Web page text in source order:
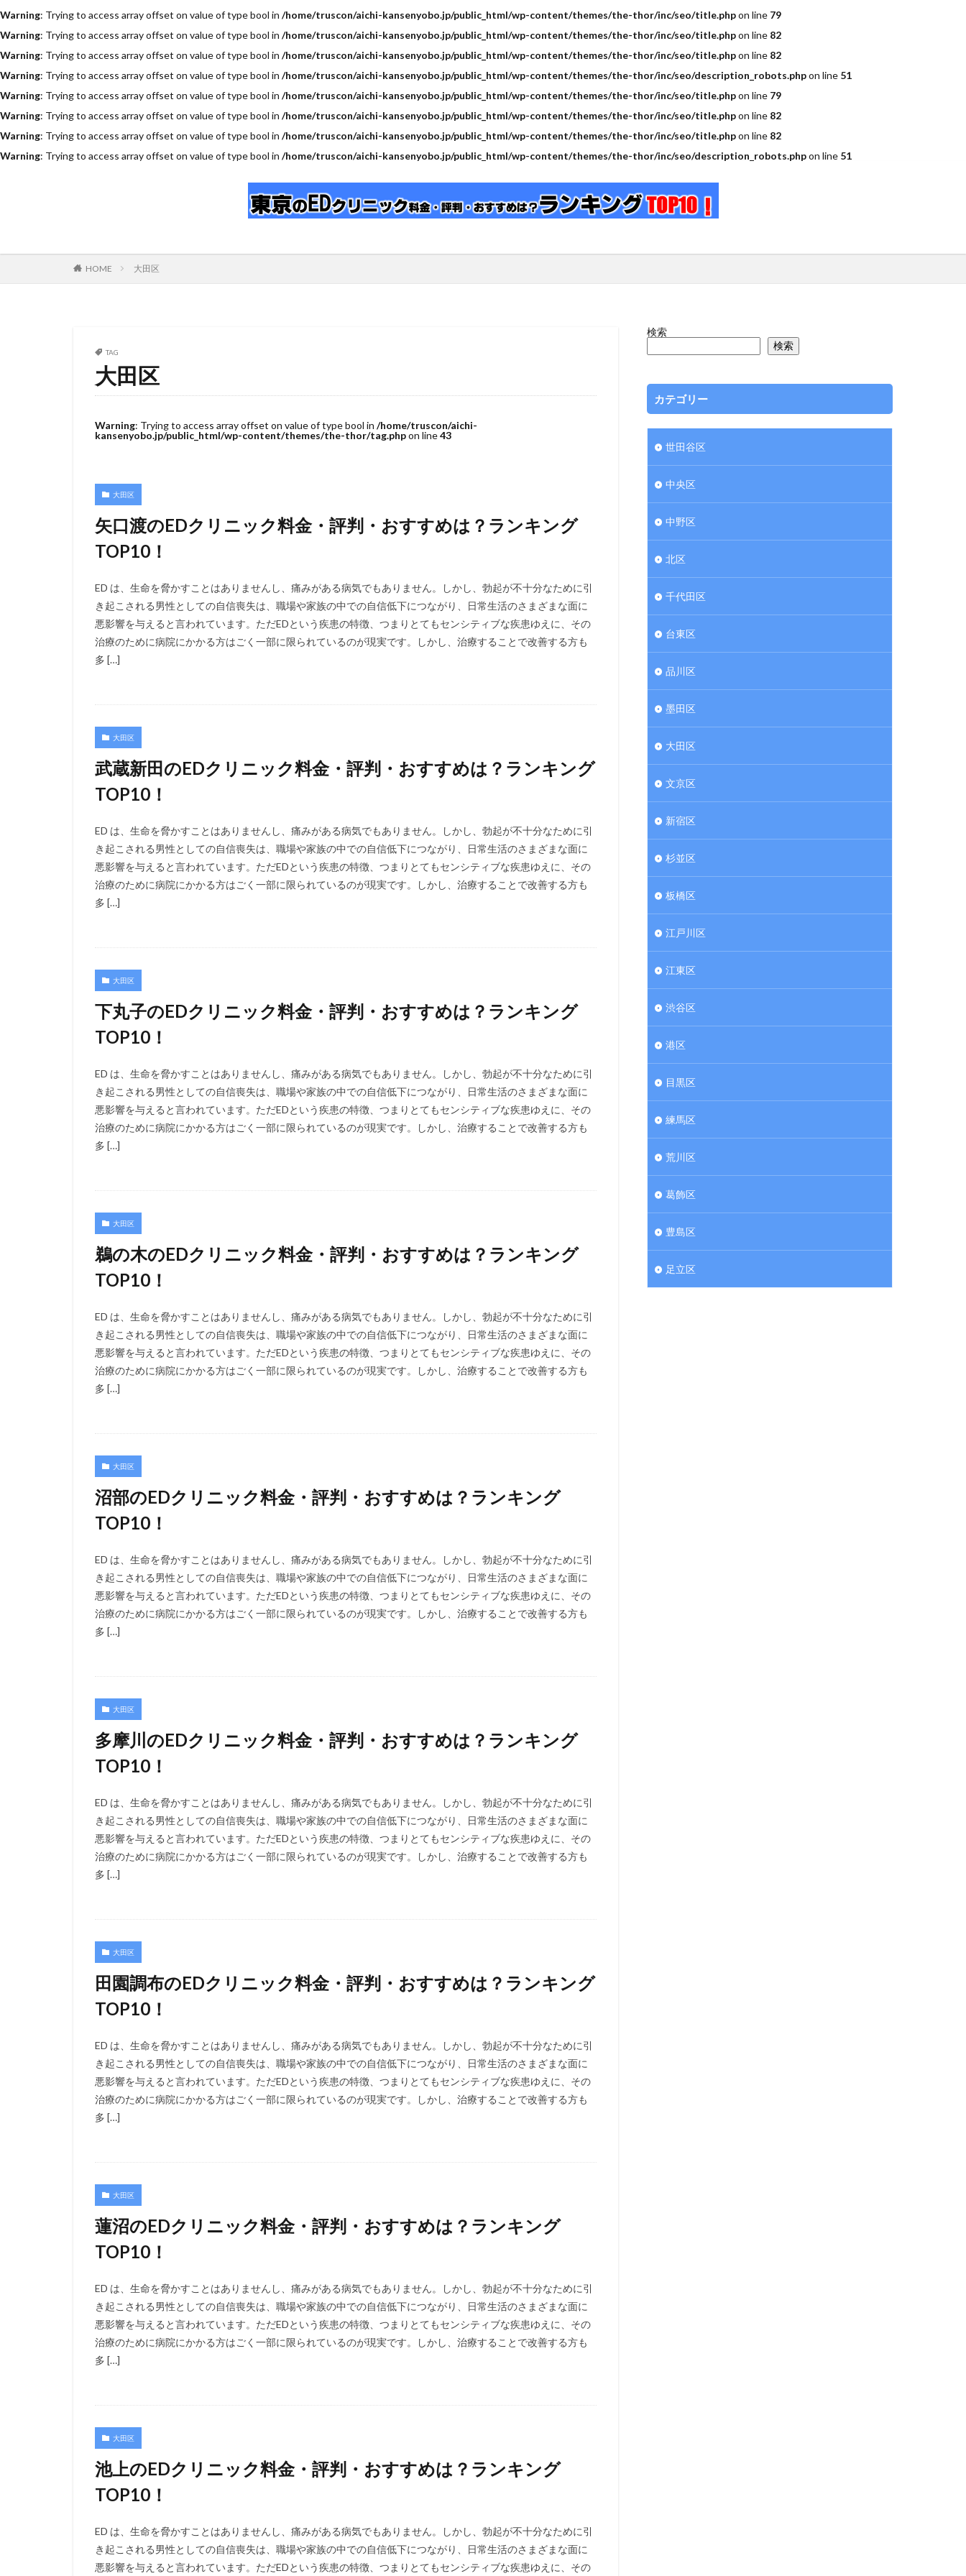
Warning: Trying to access array offset on value of type bool in /home/truscon/aichi-kansenyobo.jp/public_html/wp-content/themes/the-thor/inc/seo/title.phpon line 79
Warning: Trying to access array offset on value of type bool in /home/truscon/aichi-kansenyobo.jp/public_html/wp-content/themes/the-thor/inc/seo/title.phpon line 82
Warning: Trying to access array offset on value of type bool in /home/truscon/aichi-kansenyobo.jp/public_html/wp-content/themes/the-thor/inc/seo/title.phpon line 82
Warning: Trying to access array offset on value of type bool in /home/truscon/aichi-kansenyobo.jp/public_html/wp-content/themes/the-thor/inc/seo/description_robots.phpon line 51
Warning: Trying to access array offset on value of type bool in /home/truscon/aichi-kansenyobo.jp/public_html/wp-content/themes/the-thor/inc/seo/title.phpon line 79
Warning: Trying to access array offset on value of type bool in /home/truscon/aichi-kansenyobo.jp/public_html/wp-content/themes/the-thor/inc/seo/title.phpon line 82
Warning: Trying to access array offset on value of type bool in /home/truscon/aichi-kansenyobo.jp/public_html/wp-content/themes/the-thor/inc/seo/title.phpon line 82
Warning: Trying to access array offset on value of type bool in /home/truscon/aichi-kansenyobo.jp/public_html/wp-content/themes/the-thor/inc/seo/description_robots.phpon line 51
HOME 大田区
TAG
大田区
Warning: Trying to access array offset on value of type bool in /home/truscon/aichi-
kansenyobo.jp/public_html/wp-content/themes/the-thor/tag.phpon line43
大田区
矢口渡のEDクリニック料金・評判・おすすめは？ランキング
TOP10！
ED は、生命を脅かすことはありませんし、痛みがある病気でもありません。しかし、勃起が不十分なために引
き起こされる男性としての自信喪失は、職場や家族の中での自信低下につながり、日常生活のさまざまな面に
悪影響を与えると言われています。ただEDという疾患の特徴、つまりとてもセンシティブな疾患ゆえに、その
治療のために病院にかかる方はごく一部に限られているのが現実です。しかし、治療することで改善する方も
多 […]
大田区
武蔵新田のEDクリニック料金・評判・おすすめは？ランキング
TOP10！
ED は、生命を脅かすことはありませんし、痛みがある病気でもありません。しかし、勃起が不十分なために引
き起こされる男性としての自信喪失は、職場や家族の中での自信低下につながり、日常生活のさまざまな面に
悪影響を与えると言われています。ただEDという疾患の特徴、つまりとてもセンシティブな疾患ゆえに、その
治療のために病院にかかる方はごく一部に限られているのが現実です。しかし、治療することで改善する方も
多 […]
大田区
下丸子のEDクリニック料金・評判・おすすめは？ランキング
TOP10！
ED は、生命を脅かすことはありませんし、痛みがある病気でもありません。しかし、勃起が不十分なために引
き起こされる男性としての自信喪失は、職場や家族の中での自信低下につながり、日常生活のさまざまな面に
悪影響を与えると言われています。ただEDという疾患の特徴、つまりとてもセンシティブな疾患ゆえに、その
治療のために病院にかかる方はごく一部に限られているのが現実です。しかし、治療することで改善する方も
多 […]
大田区
鵜の木のEDクリニック料金・評判・おすすめは？ランキング
TOP10！
ED は、生命を脅かすことはありませんし、痛みがある病気でもありません。しかし、勃起が不十分なために引
き起こされる男性としての自信喪失は、職場や家族の中での自信低下につながり、日常生活のさまざまな面に
悪影響を与えると言われています。ただEDという疾患の特徴、つまりとてもセンシティブな疾患ゆえに、その
治療のために病院にかかる方はごく一部に限られているのが現実です。しかし、治療することで改善する方も
多 […]
大田区
沼部のEDクリニック料金・評判・おすすめは？ランキング
TOP10！
ED は、生命を脅かすことはありませんし、痛みがある病気でもありません。しかし、勃起が不十分なために引
き起こされる男性としての自信喪失は、職場や家族の中での自信低下につながり、日常生活のさまざまな面に
悪影響を与えると言われています。ただEDという疾患の特徴、つまりとてもセンシティブな疾患ゆえに、その
治療のために病院にかかる方はごく一部に限られているのが現実です。しかし、治療することで改善する方も
多 […]
大田区
多摩川のEDクリニック料金・評判・おすすめは？ランキング
TOP10！
ED は、生命を脅かすことはありませんし、痛みがある病気でもありません。しかし、勃起が不十分なために引
き起こされる男性としての自信喪失は、職場や家族の中での自信低下につながり、日常生活のさまざまな面に
悪影響を与えると言われています。ただEDという疾患の特徴、つまりとてもセンシティブな疾患ゆえに、その
治療のために病院にかかる方はごく一部に限られているのが現実です。しかし、治療することで改善する方も
多 […]
大田区
田園調布のEDクリニック料金・評判・おすすめは？ランキング
TOP10！
ED は、生命を脅かすことはありませんし、痛みがある病気でもありません。しかし、勃起が不十分なために引
き起こされる男性としての自信喪失は、職場や家族の中での自信低下につながり、日常生活のさまざまな面に
悪影響を与えると言われています。ただEDという疾患の特徴、つまりとてもセンシティブな疾患ゆえに、その
治療のために病院にかかる方はごく一部に限られているのが現実です。しかし、治療することで改善する方も
多 […]
大田区
蓮沼のEDクリニック料金・評判・おすすめは？ランキング
TOP10！
ED は、生命を脅かすことはありませんし、痛みがある病気でもありません。しかし、勃起が不十分なために引
き起こされる男性としての自信喪失は、職場や家族の中での自信低下につながり、日常生活のさまざまな面に
悪影響を与えると言われています。ただEDという疾患の特徴、つまりとてもセンシティブな疾患ゆえに、その
治療のために病院にかかる方はごく一部に限られているのが現実です。しかし、治療することで改善する方も
多 […]
大田区
池上のEDクリニック料金・評判・おすすめは？ランキング
TOP10！
ED は、生命を脅かすことはありませんし、痛みがある病気でもありません。しかし、勃起が不十分なために引
き起こされる男性としての自信喪失は、職場や家族の中での自信低下につながり、日常生活のさまざまな面に
悪影響を与えると言われています。ただEDという疾患の特徴、つまりとてもセンシティブな疾患ゆえに、その
検索
検索
カテゴリー
世田谷区
中央区
中野区
北区
千代田区
台東区
品川区
墨田区
大田区
文京区
新宿区
杉並区
板橋区
江戸川区
江東区
渋谷区
港区
目黒区
練馬区
荒川区
葛飾区
豊島区
足立区